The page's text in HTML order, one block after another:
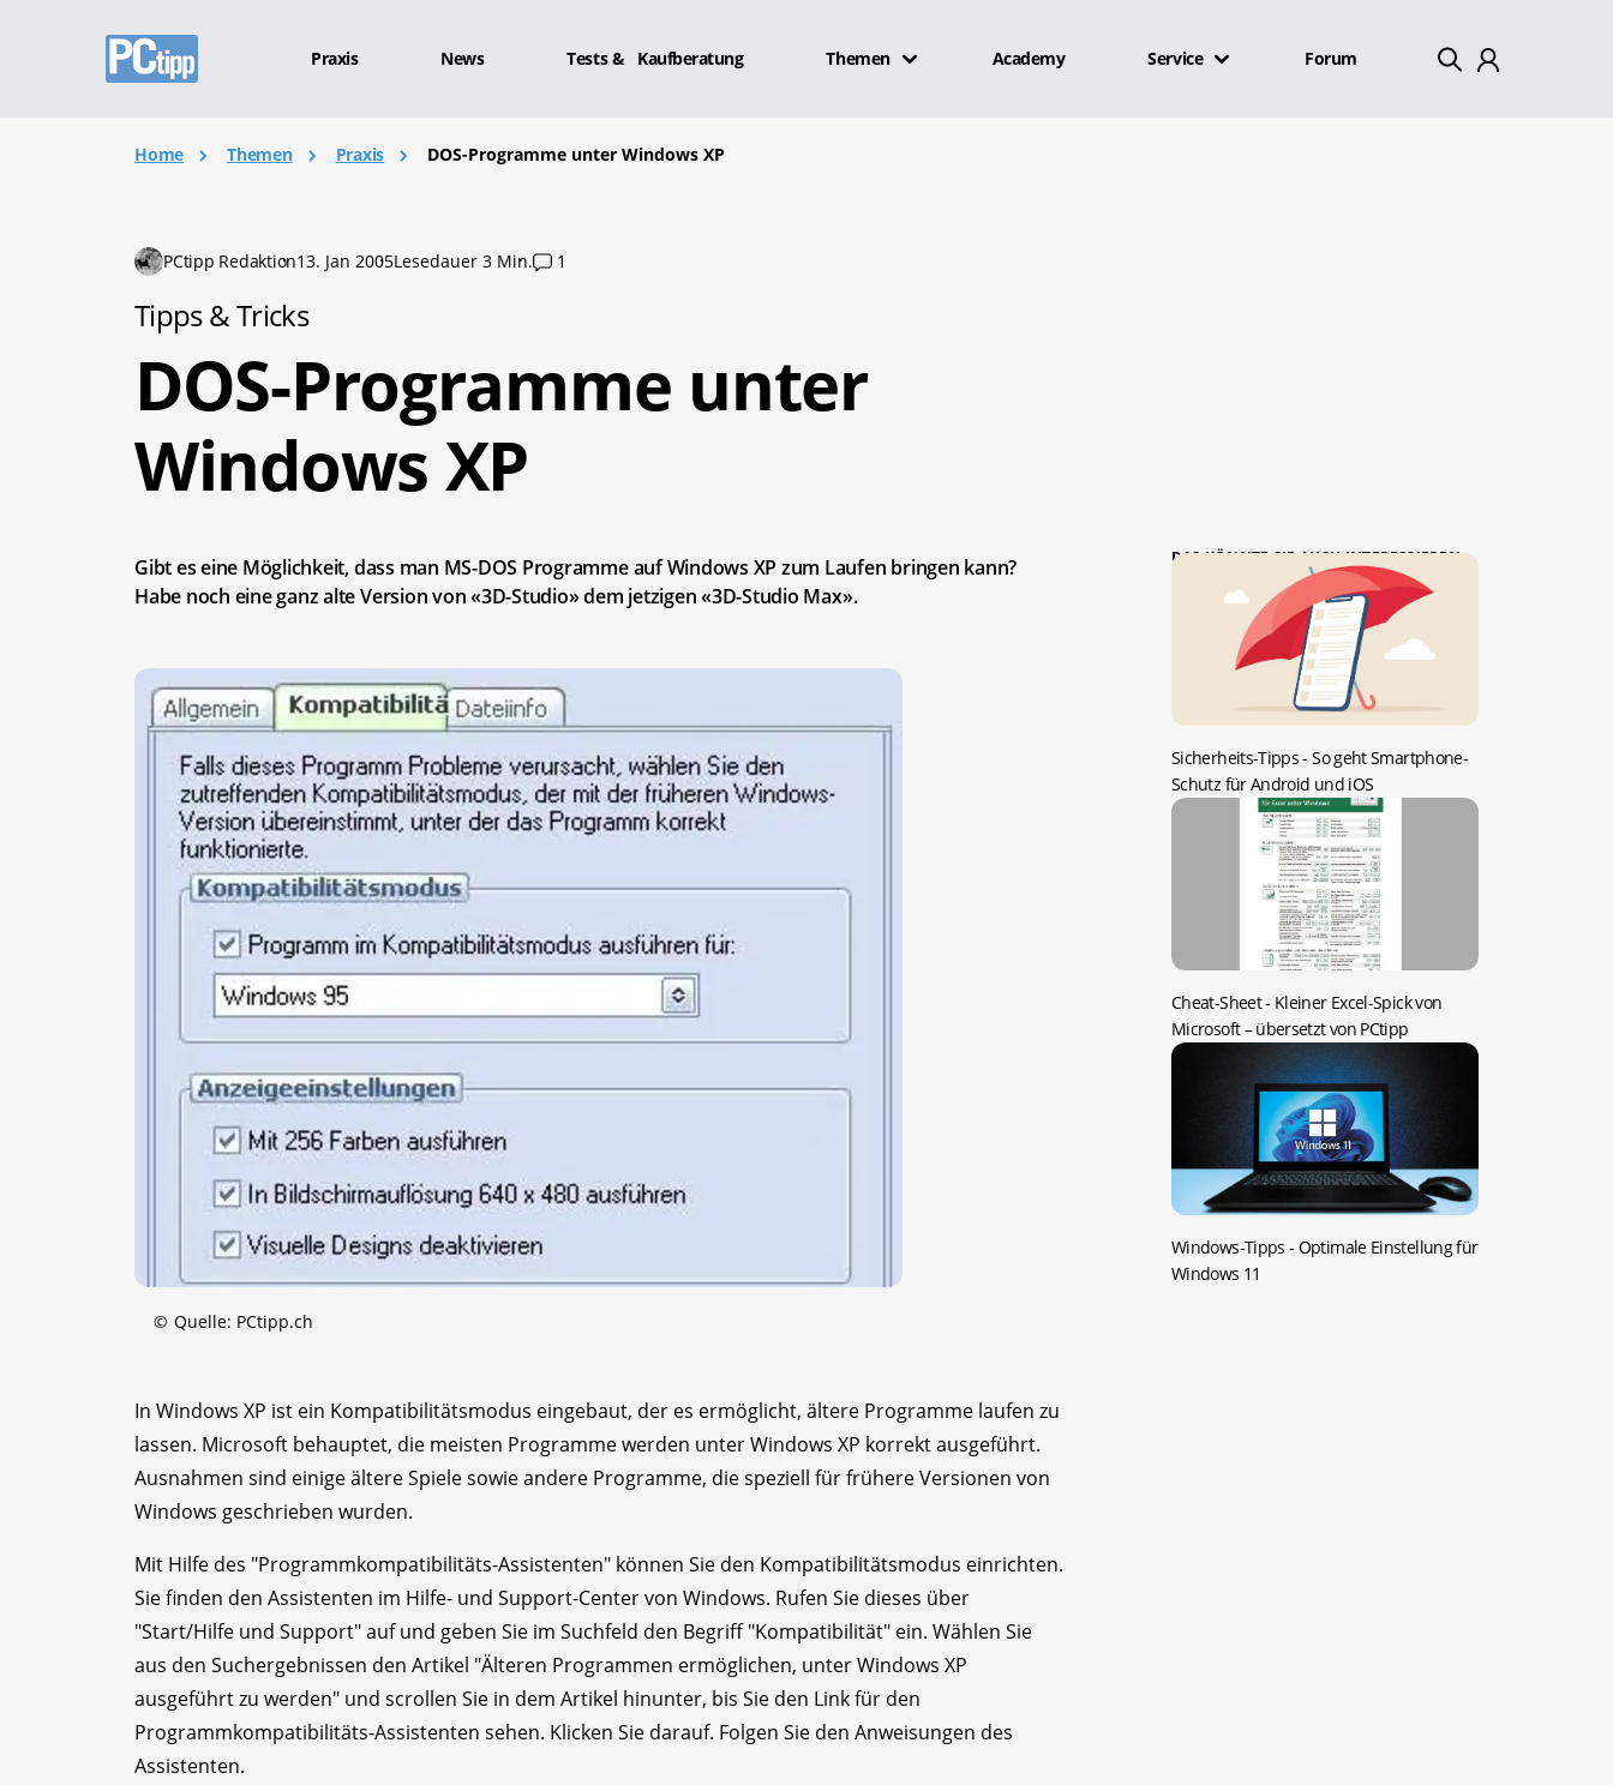
Praxis News Tests & Kaufberatung Themen Academy Service Forum
Home Themen Praxis DOS-Programme unter Windows XP
PCtipp Redaktion13. Jan 2005Lesedauer 3 Min. 1
Tipps & Tricks
DOS-Programme unter
Windows XP
Gibt es eine Möglichkeit, dass man MS-DOS Programme auf Windows XP zum Laufen bringen kann?
Habe noch eine ganz alte Version von «3D-Studio» dem jetzigen «3D-Studio Max».
© Quelle: PCtipp.ch
In Windows XP ist ein Kompatibilitätsmodus eingebaut, der es ermöglicht, ältere Programme laufen zu
lassen. Microsoft behauptet, die meisten Programme werden unter Windows XP korrekt ausgeführt.
Ausnahmen sind einige ältere Spiele sowie andere Programme, die speziell für frühere Versionen von
Windows geschrieben wurden.
Mit Hilfe des "Programmkompatibilitäts-Assistenten" können Sie den Kompatibilitätsmodus einrichten.
Sie finden den Assistenten im Hilfe- und Support-Center von Windows. Rufen Sie dieses über
"Start/Hilfe und Support" auf und geben Sie im Suchfeld den Begriff "Kompatibilität" ein. Wählen Sie
aus den Suchergebnissen den Artikel "Älteren Programmen ermöglichen, unter Windows XP
ausgeführt zu werden" und scrollen Sie in dem Artikel hinunter, bis Sie den Link für den
Programmkompatibilitäts-Assistenten sehen. Klicken Sie darauf. Folgen Sie den Anweisungen des
Assistenten.
DAS KÖNNTE SIE AUCH INTERESSIEREN:
Sicherheits-Tipps -So geht Smartphone-
Schutz für Android und iOS
Cheat-Sheet - Kleiner Excel-Spick von
Microsoft – übersetzt von PCtipp
Windows-Tipps - Optimale Einstellung für
Windows 11